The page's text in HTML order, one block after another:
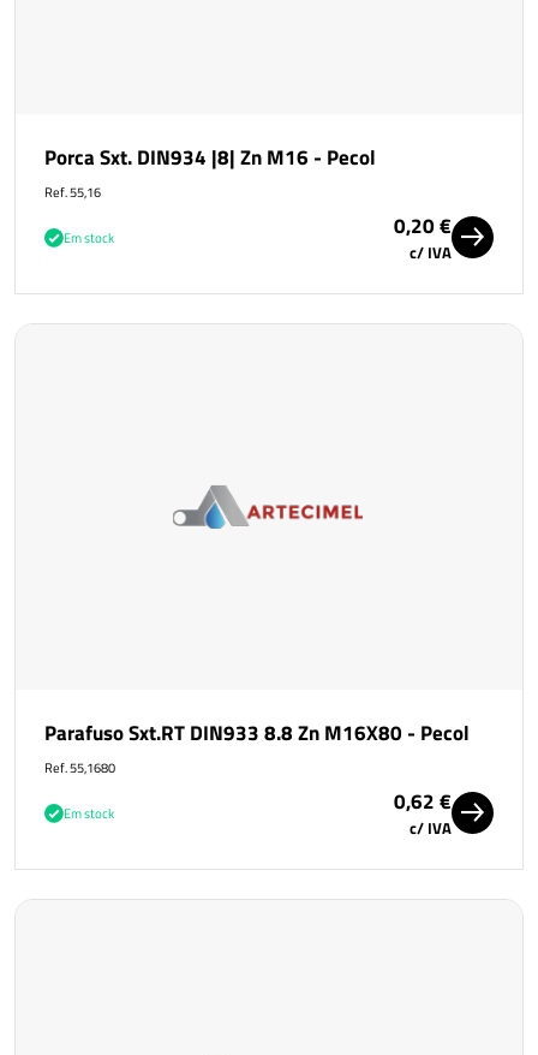
Porca Sxt. DIN934 |8| Zn M16 - Pecol
Ref. 55,16
Em stock 0,20 €
c/ IVA
Parafuso Sxt.RT DIN933 8.8 Zn M16X80 - Pecol
Ref. 55,1680
Em stock 0,62 €
c/ IVA